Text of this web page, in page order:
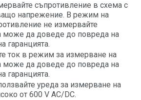
съпротивление в схема с
напрежение. В режим на
не измервайте
може да доведе до повреда на
гаранцията.
ток в режим за измерване на
може да доведе до повреда на
гаранцията.
уреда за измерване на
от 600 V AC/DC.